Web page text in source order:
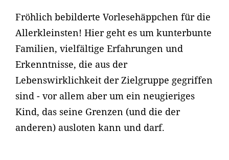
Fröhlich bebilderte Vorlesehäppchen für die
Allerkleinsten! Hier geht es um kunterbunte
Familien, vielfältige Erfahrungen und
Erkenntnisse, die aus der
Lebenswirklichkeit der Zielgruppe gegriffen
sind - vor allem aber um ein neugieriges
Kind, das seine Grenzen (und die der
anderen) ausloten kann und darf.